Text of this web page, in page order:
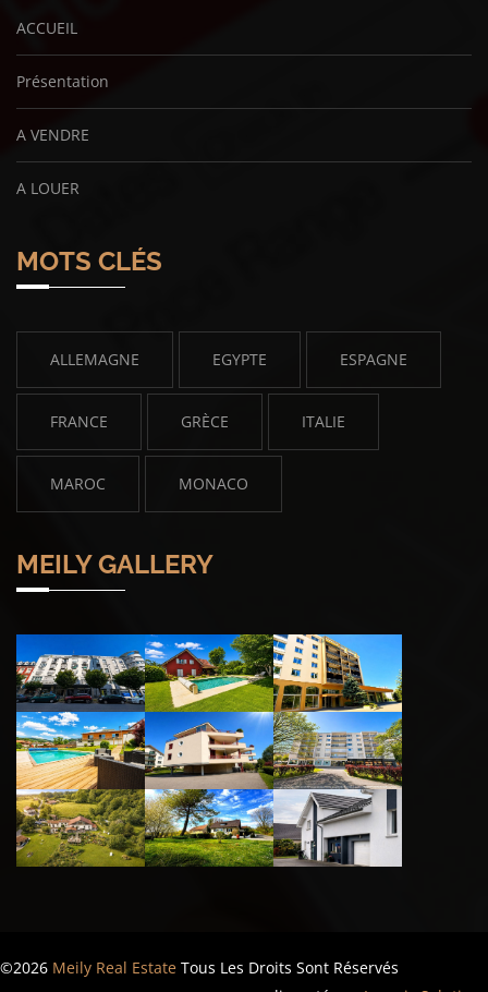
ACCUEIL
Présentation
A VENDRE
A LOUER
MOTS CLÉS
ALLEMAGNE EGYPTE ESPAGNE
FRANCE GRÈCE ITALIE
MAROC MONACO
MEILY GALLERY
©2026 Meily Real Estate Tous Les Droits Sont Réservés